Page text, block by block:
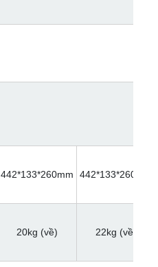
442*133*260mm 442*133*260mm
20kg (về) 22kg (về)